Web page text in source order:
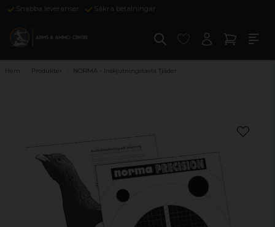
Snabba leveranser Säkra betalningar
Hem Produkter NORMA - Inskjutningstavla Tjäder